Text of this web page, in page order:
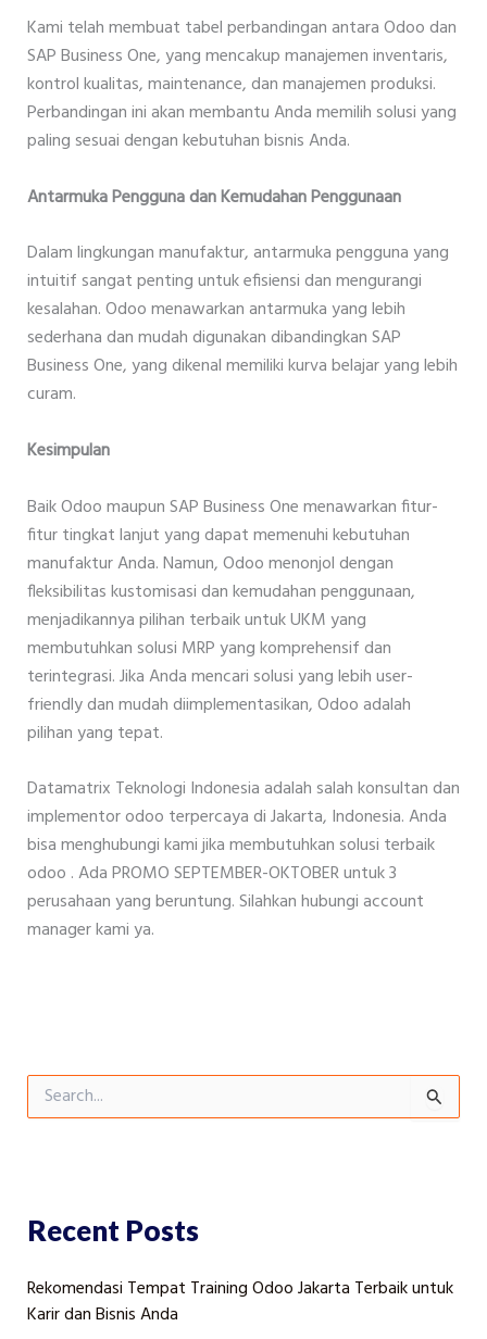
Kami telah membuat tabel perbandingan antara Odoo dan
SAP Business One, yang mencakup manajemen inventaris,
kontrol kualitas, maintenance, dan manajemen produksi.
Perbandingan ini akan membantu Anda memilih solusi yang
paling sesuai dengan kebutuhan bisnis Anda.
Antarmuka Pengguna dan Kemudahan Penggunaan
Dalam lingkungan manufaktur, antarmuka pengguna yang
intuitif sangat penting untuk efisiensi dan mengurangi
kesalahan. Odoo menawarkan antarmuka yang lebih
sederhana dan mudah digunakan dibandingkan SAP
Business One, yang dikenal memiliki kurva belajar yang lebih
curam.
Kesimpulan
Baik Odoo maupun SAP Business One menawarkan fitur-
fitur tingkat lanjut yang dapat memenuhi kebutuhan
manufaktur Anda. Namun, Odoo menonjol dengan
fleksibilitas kustomisasi dan kemudahan penggunaan,
menjadikannya pilihan terbaik untuk UKM yang
membutuhkan solusi MRP yang komprehensif dan
terintegrasi. Jika Anda mencari solusi yang lebih user-
friendly dan mudah diimplementasikan, Odoo adalah
pilihan yang tepat.
Datamatrix Teknologi Indonesia adalah salah konsultan dan
implementor odoo terpercaya di Jakarta, Indonesia. Anda
bisa menghubungi kami jika membutuhkan solusi terbaik
odoo . Ada PROMO SEPTEMBER-OKTOBER untuk 3
perusahaan yang beruntung. Silahkan hubungi account
manager kami ya.
e
f
o
:
Recent Posts
Rekomendasi Tempat Training Odoo Jakarta Terbaik untuk
Karir dan Bisnis Anda